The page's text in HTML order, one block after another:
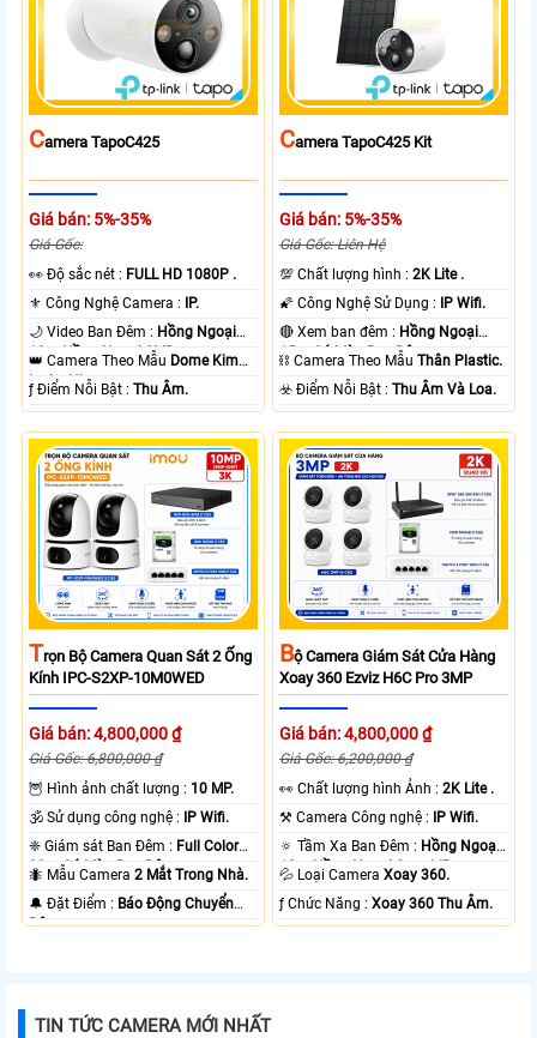
CAmera TapoC425
Giá bán: 5%-35%
Giá Gốc:
️👀 Độ sắc nét : FULL HD 1080P .
⚜️ Công Nghệ Camera :
IP.
🌙 Video Ban Đêm : Hồng Ngoại
10m Hồng Ngoại SMD.
👑 Camera Theo Mẫu Dome Kim
loại + Nhựa.
️ƒ Điểm Nỗi Bật :Thu Âm.
CAmera TapoC425 Kit
Giá bán: 5%-35%
Giá Gốc: Liên Hệ
💯 Chất lượng hình :2K Lite .
🌠 Công Nghệ Sử Dụng :
IP Wifi.
🔴 Xem ban đêm : Hồng Ngoại
15m Có Màu Ban Ðêm.
⛓ Camera Theo MẫuThân Plastic.
️☣️ Điểm Nỗi Bật :Thu Âm Và Loa.
TRọn Bộ Camera Quan Sát 2 Ống
Kính IPC-S2XP-10M0WED
Giá bán: 4,800,000 ₫
Giá Gốc: 6,800,000 ₫
🦉 Hình ảnh chất lượng : 10 MP.
🕉️ Sử dụng công nghệ :
IP Wifi.
❈ Giám sát Ban Đêm : Full Color
20m Có Màu Ban Ðêm.
🐜 Mẫu Camera2 Mắt Trong Nhà.
️🔔 Đặt Điểm : Báo Động Chuyển
Động.
BỘ Camera Giám Sát Cửa Hàng
Xoay 360 Ezviz H6C Pro 3MP
Giá bán: 4,800,000 ₫
Giá Gốc: 6,200,000 ₫
️👀 Chất lượng hình Ảnh :2K Lite .
⚒ Camera Công nghệ :
IP Wifi.
🔅 Tầm Xa Ban Đêm : Hồng Ngoại
10m Hồng Ngoại Smart IR.
💦 Loại CameraXoay 360.
️ƒ Chức Năng :Xoay 360 Thu Âm.
TIN TỨC CAMERA MỚI NHẤT